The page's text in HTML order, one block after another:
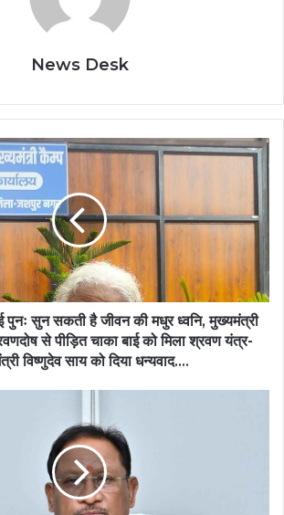
News Desk
पुनः सुन सकती है जीवन की मधुर ध्वनि, मुख्यमंत्री
से पीड़ित चाका बाई को मिला श्रवण यंत्र-
विष्णुदेव साय को दिया धन्यवाद….